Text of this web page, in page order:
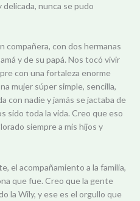
delicada, nunca se pudo
compañera, con dos hermanas
y de su papá. Nos tocó vivir
con una fortaleza enorme
mujer súper simple, sencilla,
con nadie y jamás se jactaba de
sido toda la vida. Creo que eso
siempre a mis hijos y
el acompañamiento a la familia,
que fue. Creo que la gente
la Wily, y ese es el orgullo que